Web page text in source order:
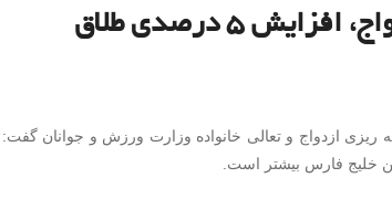
ازدواج و تعالی خانواده وزارت ورزش و جوانان گفت:
خلیج فارس بیشتر است.